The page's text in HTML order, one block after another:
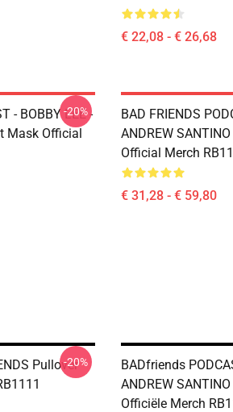
€ 22,08 - € 26,68
- BOBBY LEE -
Mask Official
-20%
BAD FRIENDS
ANDREW
Official Merch
€ 31,28 - € 59,80
Pullover
-20%
BADfriends
ANDREW
Officiële Merch